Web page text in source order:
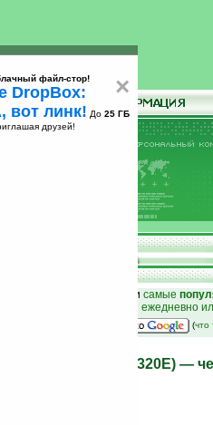
25
и самые
на email ежедневно
(что
Wave 723 (GT-S7320E) —
×
файл-стор!
DropBox:
линк! До 25 ГБ
друзей!